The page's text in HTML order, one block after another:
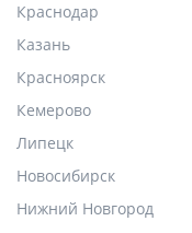
Краснодар
Казань
Красноярск
Кемерово
Липецк
Новосибирск
Нижний Новгород